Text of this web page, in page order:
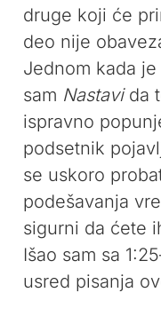
druge koji će
deo nije
Jednom kada
sam Nastavida
ispravno
podsetnik
se uskoro
podešavanja
sigurni da ćete
Išao sam sa
usred pisanja